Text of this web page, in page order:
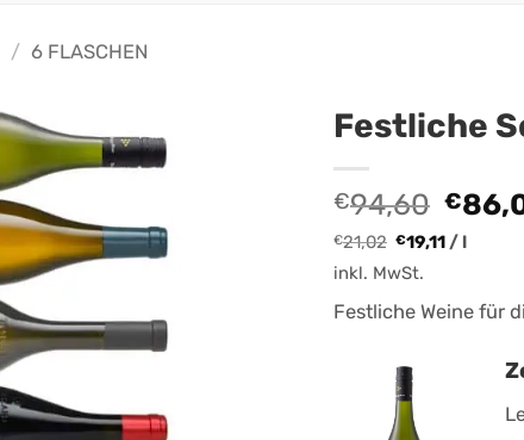
/ 6 FLASCHEN
Festliche
€94,60
Preis
war:
€
€21,02 €19,11 / l
inkl. MwSt.
Festliche Weine für